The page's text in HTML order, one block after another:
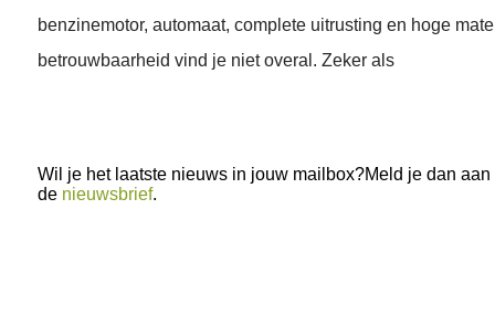
benzinemotor, automaat, complete uitrusting en hoge
betrouwbaarheid vind je niet overal. Zeker als
Wil je het laatste nieuws in jouw mailbox?Meld je dan aan
de nieuwsbrief.